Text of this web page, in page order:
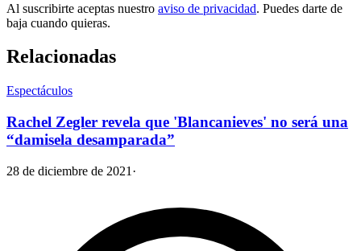
Al suscribirte aceptas nuestro aviso de privacidad. Puedes darte de
baja cuando quieras.
Relacionadas
Espectáculos
Rachel Zegler revela que 'Blancanieves' no será una
“damisela desamparada”
28 de diciembre de 2021 ·